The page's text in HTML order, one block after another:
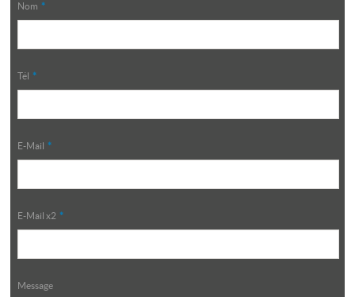
Nom *
Tél *
E-Mail *
E-Mail x2 *
Message